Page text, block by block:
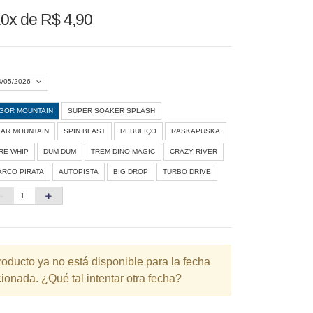
de R$ 4,90
05/2026
Agosto 2026 »
S Q Q S S
1
24 27 28 29
31
MOUNTAIN SUPER SOAKER SPLASH
MOUNTAIN SPIN BLAST REBULIÇO RASKAPUSKA
WHIP DUM DUM TREM DINO MAGIC CRAZY RIVER
PIRATA AUTOPISTA BIG DROP TURBO DRIVE
ya no está disponible para la fecha
¿Qué tal intentar otra fecha?